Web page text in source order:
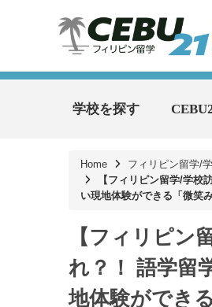
学校を探す
Home
フィリピン留学/
【フィリピン留学/学
い現地体験ができる「微笑
【フィリピン
れ？！ 語学留
地体験ができ